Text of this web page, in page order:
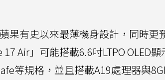
果有史以來最薄機身設計，同時更
Air」可能搭載6.6吋LTPO OLED
等規格，並且搭載A19處理器與